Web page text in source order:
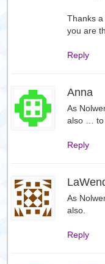
Thanks
you are
Reply
Anna
As
also … to
Reply
As
also.
Reply